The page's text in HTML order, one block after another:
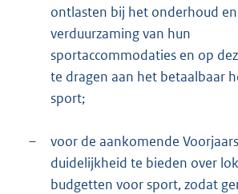
ontlasten bij het onderhoud en
verduurzaming van hun
sportaccommodaties en op
te dragen aan het betaalbaar
sport;
–
voor de aankomende
duidelijkheid te bieden over
budgetten voor sport, zodat